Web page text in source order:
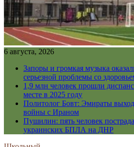
6 августа, 2026
Запоры и громкая музыка
серьезной проблемы со
1,9 млн человек прошли
месте в 2025 году
Политолог Бовт: Эмираты
войны с Ираном
Пушилин: пять человек
украинских БПЛА на ДНР